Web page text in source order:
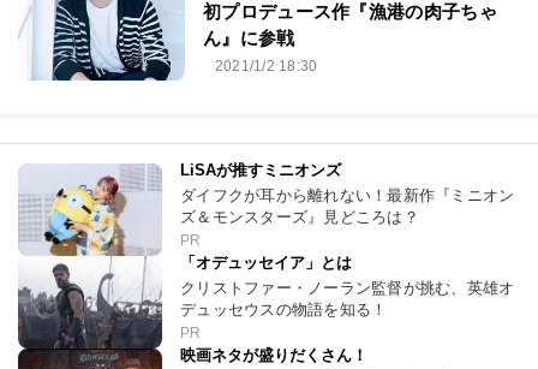
初プロデュース作『漁港の肉子ちゃ
ん』に参戦
2021/1/2 18:30
LiSAが推すミニオンズ
ダイフクが耳から離れない！最新作『ミニオン
ズ＆モンスターズ』見どころは？
PR
「オデュッセイア」とは
クリストファー・ノーラン監督が挑む、英雄オ
デュッセウスの物語を知る！
PR
映画ネタが盛りだくさん！